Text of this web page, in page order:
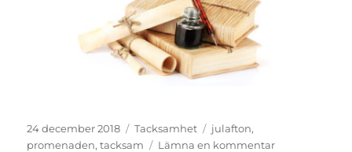
Publicerat
den
24 december 2018 Kategorier
Tacksamhet Etiketter
julafton,
promenaden,tacksam Lämna en kommentartill